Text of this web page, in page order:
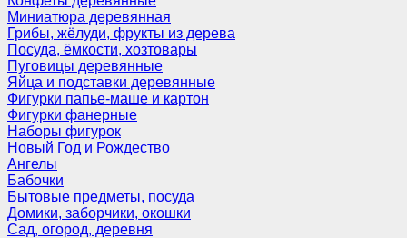
Миниатюра деревянная
Грибы, жёлуди, фрукты из дерева
Посуда, ёмкости, хозтовары
Пуговицы деревянные
Яйца и подставки деревянные
Фигурки папье-маше и картон
Фигурки фанерные
Наборы фигурок
Новый Год и Рождество
Ангелы
Бабочки
Бытовые предметы, посуда
Домики, заборчики, окошки
Сад, огород, деревня